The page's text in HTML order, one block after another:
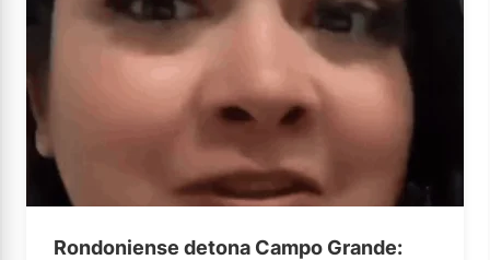
Rondoniense detona Campo Grande: